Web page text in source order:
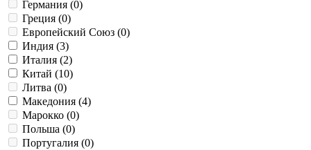
Германия (0)
Греция (0)
Европейский Союз (0)
Индия (3)
Италия (2)
Китай (10)
Литва (0)
Македония (4)
Марокко (0)
Польша (0)
Португалия (0)